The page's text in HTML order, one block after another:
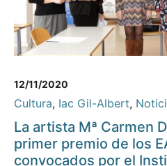
12/11/2020
Cultura, Iac Gil-Albert,
La artista Mª Carmen
primer premio de los
convocados por el